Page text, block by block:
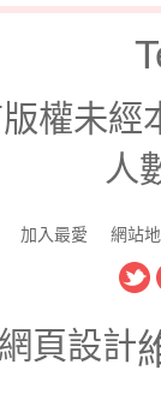
權未經
人
加入最愛 網站
頁設計